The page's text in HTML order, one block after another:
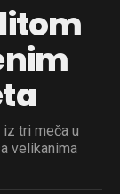
tri meča u
velikanima